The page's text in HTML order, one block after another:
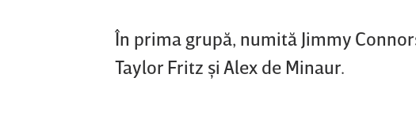
În prima grupă, numită Jimmy
Taylor Fritz şi Alex de Minaur.